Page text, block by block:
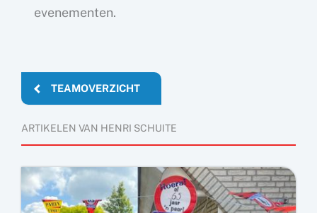
evenementen.
TEAMOVERZICHT
ARTIKELEN VAN HENRI SCHUITE